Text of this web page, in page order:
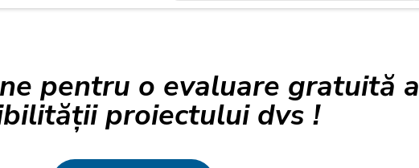
pentru o evaluare gratuită a
proiectului dvs !